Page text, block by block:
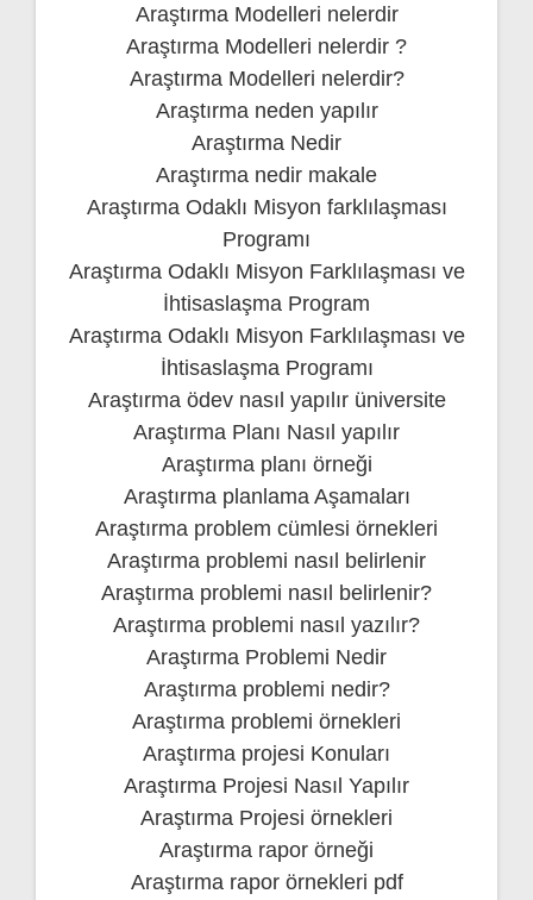
Araştırma Modelleri nelerdir
Araştırma Modelleri nelerdir ?
Araştırma Modelleri nelerdir?
Araştırma neden yapılır
Araştırma Nedir
Araştırma nedir makale
Araştırma Odaklı Misyon farklılaşması
Programı
Araştırma Odaklı Misyon Farklılaşması ve
İhtisaslaşma Program
Araştırma Odaklı Misyon Farklılaşması ve
İhtisaslaşma Programı
Araştırma ödev nasıl yapılır üniversite
Araştırma Planı Nasıl yapılır
Araştırma planı örneği
Araştırma planlama Aşamaları
Araştırma problem cümlesi örnekleri
Araştırma problemi nasıl belirlenir
Araştırma problemi nasıl belirlenir?
Araştırma problemi nasıl yazılır?
Araştırma Problemi Nedir
Araştırma problemi nedir?
Araştırma problemi örnekleri
Araştırma projesi Konuları
Araştırma Projesi Nasıl Yapılır
Araştırma Projesi örnekleri
Araştırma rapor örneği
Araştırma rapor örnekleri pdf